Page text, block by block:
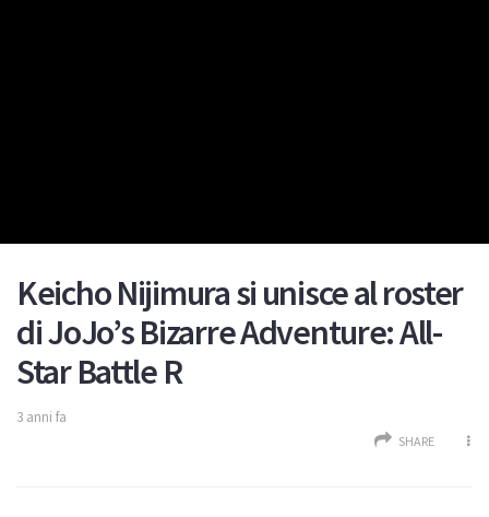
Keicho Nijimura si unisce al roster
di JoJo’s Bizarre Adventure: All-
Star Battle R
3 anni fa
SHARE